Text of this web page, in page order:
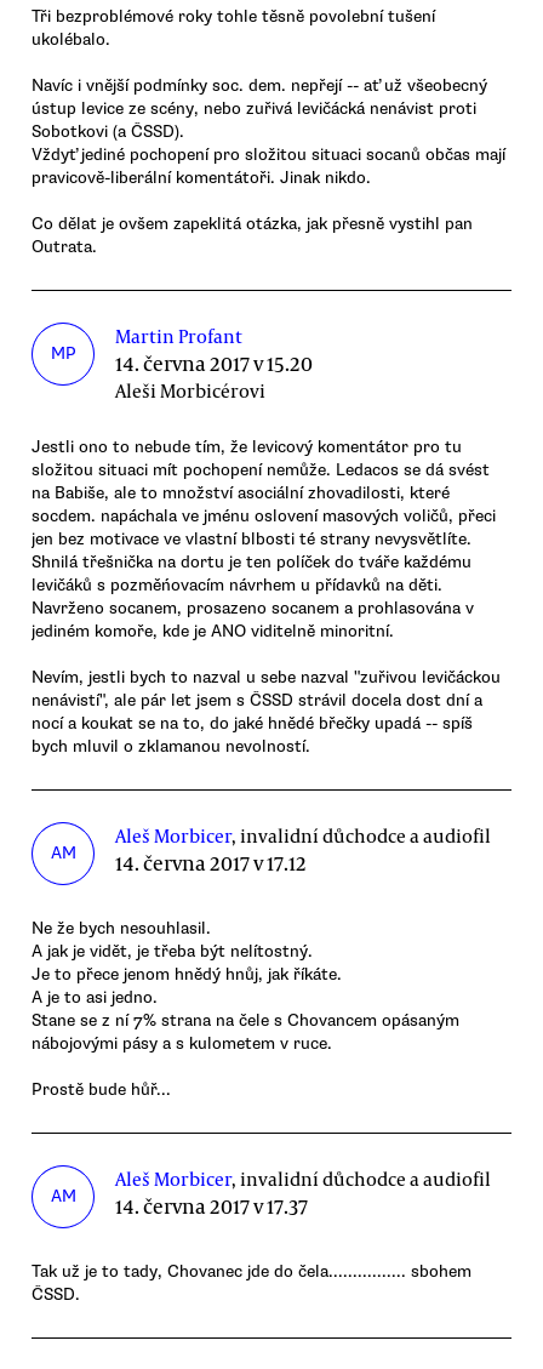
Tři bezproblémové roky tohle těsně povolební tušení
ukolébalo.
Navíc i vnější podmínky soc. dem. nepřejí -- ať už všeobecný
ústup levice ze scény, nebo zuřivá levičácká nenávist proti
Sobotkovi (a ČSSD).
Vždyť jediné pochopení pro složitou situaci socanů občas mají
pravicově-liberální komentátoři. Jinak nikdo.
Co dělat je ovšem zapeklitá otázka, jak přesně vystihl pan
Outrata.
MP
Martin Profant
14. června 2017 v 15.20
Aleši Morbicérovi
Jestli ono to nebude tím, že levicový komentátor pro tu
složitou situaci mít pochopení nemůže. Ledacos se dá svést
na Babiše, ale to množství asociální zhovadilosti, které
socdem. napáchala ve jménu oslovení masových voličů, přeci
jen bez motivace ve vlastní blbosti té strany nevysvětlíte.
Shnilá třešnička na dortu je ten políček do tváře každému
levičáků s pozměńovacím návrhem u přídavků na děti.
Navrženo socanem, prosazeno socanem a prohlasována v
jediném komoře, kde je ANO viditelně minoritní.
Nevím, jestli bych to nazval u sebe nazval "zuřivou levičáckou
nenávistí", ale pár let jsem s ČSSD strávil docela dost dní a
nocí a koukat se na to, do jaké hnědé břečky upadá -- spíš
bych mluvil o zklamanou nevolností.
AM
Aleš Morbicer, invalidní důchodce a audiofil
14. června 2017 v 17.12
Ne že bych nesouhlasil.
A jak je vidět, je třeba být nelítostný.
Je to přece jenom hnědý hnůj, jak říkáte.
A je to asi jedno.
Stane se z ní 7% strana na čele s Chovancem opásaným
nábojovými pásy a s kulometem v ruce.
Prostě bude hůř...
AM
Aleš Morbicer, invalidní důchodce a audiofil
14. června 2017 v 17.37
Tak už je to tady, Chovanec jde do čela................ sbohem
ČSSD.